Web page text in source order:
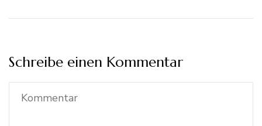
Schreibe einen Kommentar